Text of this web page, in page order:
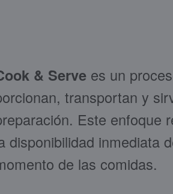
& Servees un
transportan y
Este enfoque
disponibilidad inmediata
de las comidas.